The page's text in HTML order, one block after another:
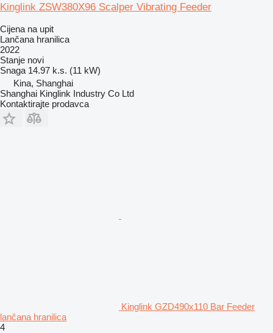
Kinglink ZSW380X96 Scalper Vibrating Feeder
Cijena na upit
Lančana hranilica
2022
Stanje novi
Snaga 14.97 k.s. (11 kW)
Kina, Shanghai
Shanghai Kinglink Industry Co Ltd
Kontaktirajte prodavca
Kinglink GZD490x110 Bar Feeder
lančana hranilica
4